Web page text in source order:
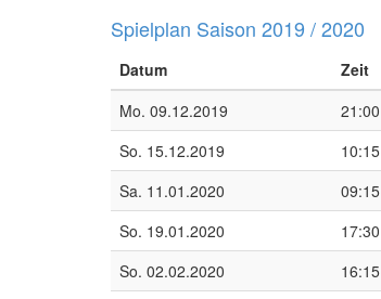
Spielplan Saison 2019 / 2020
Datum Zeit
Mo. 09.12.2019
21:00
So. 15.12.2019
10:15
Sa. 11.01.2020
09:15
So. 19.01.2020
17:30
So. 02.02.2020
16:15